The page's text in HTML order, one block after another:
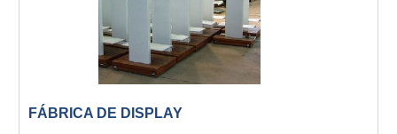
FÁBRICA DE DISPLAY